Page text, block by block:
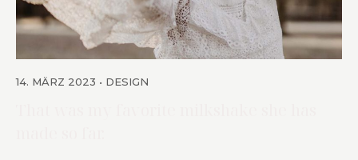
14. MÄRZ 2023 DESIGN